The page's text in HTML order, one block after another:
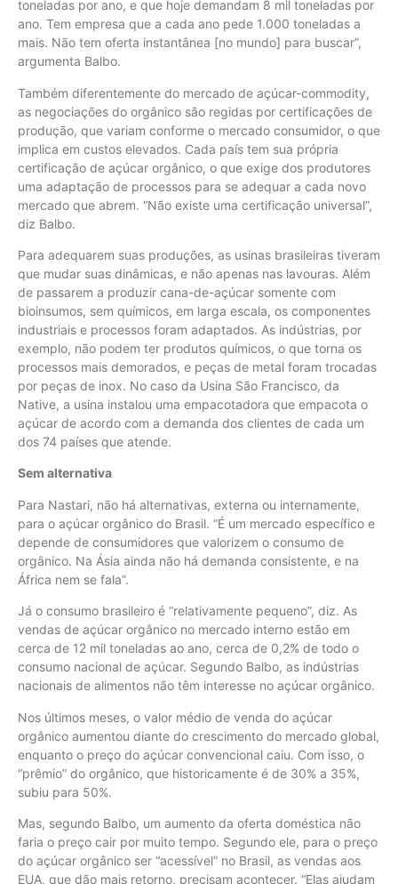
toneladas por ano, e que hoje demandam 8 mil toneladas por
ano. Tem empresa que a cada ano pede 1.000 toneladas a
mais. Não tem oferta instantânea [no mundo] para buscar”,
argumenta Balbo.
Também diferentemente do mercado de açúcar-commodity,
as negociações do orgânico são regidas por certificações de
produção, que variam conforme o mercado consumidor, o que
implica em custos elevados. Cada país tem sua própria
certificação de açúcar orgânico, o que exige dos produtores
uma adaptação de processos para se adequar a cada novo
mercado que abrem. “Não existe uma certificação universal”,
diz Balbo.
Para adequarem suas produções, as usinas brasileiras tiveram
que mudar suas dinâmicas, e não apenas nas lavouras. Além
de passarem a produzir cana-de-açúcar somente com
bioinsumos, sem químicos, em larga escala, os componentes
industriais e processos foram adaptados. As indústrias, por
exemplo, não podem ter produtos químicos, o que torna os
processos mais demorados, e peças de metal foram trocadas
por peças de inox. No caso da Usina São Francisco, da
Native, a usina instalou uma empacotadora que empacota o
açúcar de acordo com a demanda dos clientes de cada um
dos 74 países que atende.
Sem alternativa
Para Nastari, não há alternativas, externa ou internamente,
para o açúcar orgânico do Brasil. “É um mercado específico e
depende de consumidores que valorizem o consumo de
orgânico. Na Ásia ainda não há demanda consistente, e na
África nem se fala”.
Já o consumo brasileiro é “relativamente pequeno”, diz. As
vendas de açúcar orgânico no mercado interno estão em
cerca de 12 mil toneladas ao ano, cerca de 0,2% de todo o
consumo nacional de açúcar. Segundo Balbo, as indústrias
nacionais de alimentos não têm interesse no açúcar orgânico.
Nos últimos meses, o valor médio de venda do açúcar
orgânico aumentou diante do crescimento do mercado global,
enquanto o preço do açúcar convencional caiu. Com isso, o
“prêmio” do orgânico, que historicamente é de 30% a 35%,
subiu para 50%.
Mas, segundo Balbo, um aumento da oferta doméstica não
faria o preço cair por muito tempo. Segundo ele, para o preço
do açúcar orgânico ser “acessível” no Brasil, as vendas aos
EUA, que dão mais retorno, precisam acontecer. “Elas ajudam